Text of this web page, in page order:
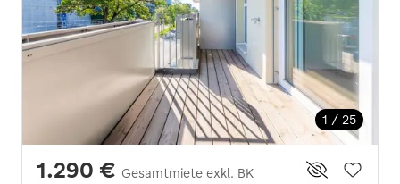
1 / 25
1.290 € Gesamtmiete exkl. BK